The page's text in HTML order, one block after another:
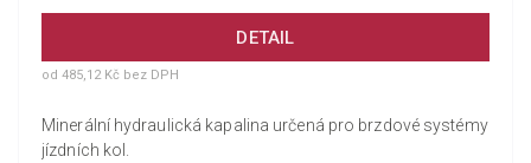
DETAIL
od 485,12 Kč bez DPH
Minerální hydraulická kapalina určená pro brzdové systémy
jízdních kol.